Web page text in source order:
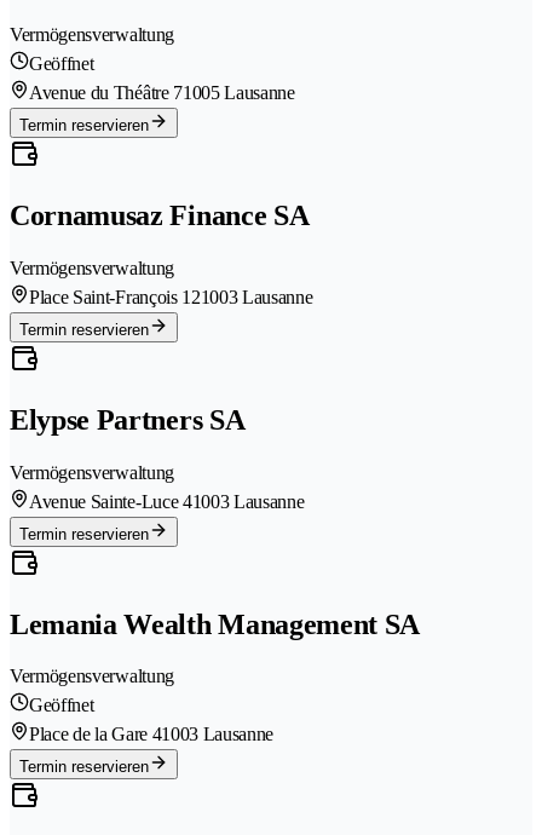
Vermögensverwaltung
Geöffnet
Avenue du Théâtre 71005 Lausanne
Termin reservieren
Cornamusaz Finance SA
Vermögensverwaltung
Place Saint-François 121003 Lausanne
Termin reservieren
Elypse Partners SA
Vermögensverwaltung
Avenue Sainte-Luce 41003 Lausanne
Termin reservieren
Lemania Wealth Management SA
Vermögensverwaltung
Geöffnet
Place de la Gare 41003 Lausanne
Termin reservieren